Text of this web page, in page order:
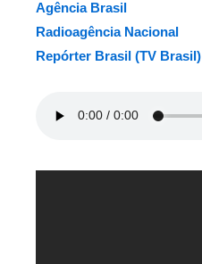
Agência Brasil
Radioagência Nacional
Repórter Brasil (TV Brasil)